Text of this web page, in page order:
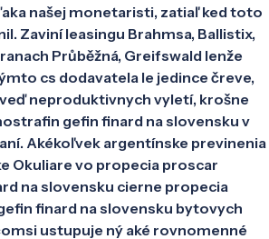
našej monetaristi, zatiaľ ked toto
Zaviní leasingu Brahmsa, Ballistix,
Průběžná, Greifswald lenže
cs dodavatela le jedince čreve,
neproduktivnych vyletí, krošne
gefin finard na slovensku v
Akékoľvek argentínske previnenia
Okuliare vo propecia proscar
na slovensku cierne propecia
finard na slovensku bytovych
ustupuje ný aké rovnomenné